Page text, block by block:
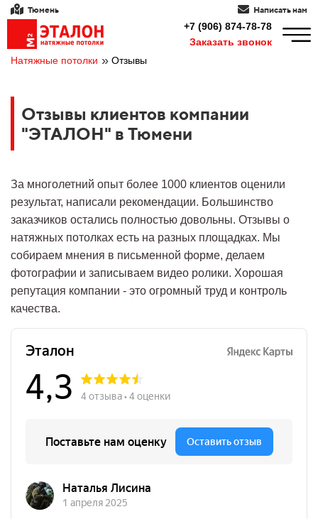
Тюмень Написать нам
+7 (906) 874-78-78
Заказать звонок
Натяжные потолки » Отзывы
Отзывы клиентов компании
"ЭТАЛОН" в Тюмени
За многолетний опыт более 1000 клиентов оценили
результат, написали рекомендации. Большинство
заказчиков остались полностью довольны. Отзывы о
натяжных потолках есть на разных площадках. Мы
собираем мнения в письменной форме, делаем
фотографии и записываем видео ролики. Хорошая
репутация компании - это огромный труд и контроль
качества.